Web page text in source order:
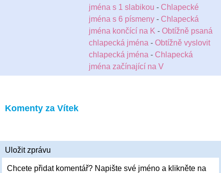
jména s 1 slabikou - Chlapecké
jména s 6 písmeny - Chlapecká
jména končící na K - Obtížně psaná
chlapecká jména - Obtížně vyslovit
chlapecká jména - Chlapecká
jména začínající na V
Komenty za Vítek
Uložit zprávu
Chcete přidat komentář? Napište své jméno a klikněte na